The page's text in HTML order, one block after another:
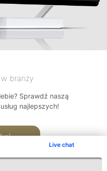
Live chat
branży
Sprawdź naszą
najlepszych!